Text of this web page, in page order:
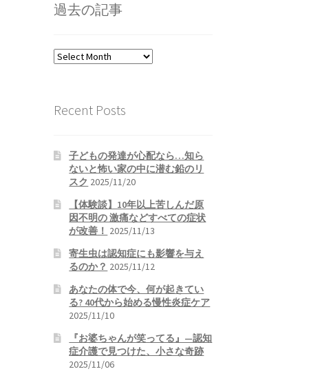
過去の記事
過
事
Recent Posts
子どもの発達が心配なら…知ら
ないと怖い家の中に潜む鉛のリ
スク 2025/11/20
【体験談】10年以上苦しんだ原
因不明の 激痛などすべての症状
が改善！ 2025/11/13
寄生虫は認知症にも影響を与え
るのか？ 2025/11/12
あなたの体で今、何が起きてい
る? 40代から始める慢性炎症ケア
2025/11/10
『お婆ちゃんが笑ってる』—認知
症介護で見つけた、小さな奇跡
2025/11/06